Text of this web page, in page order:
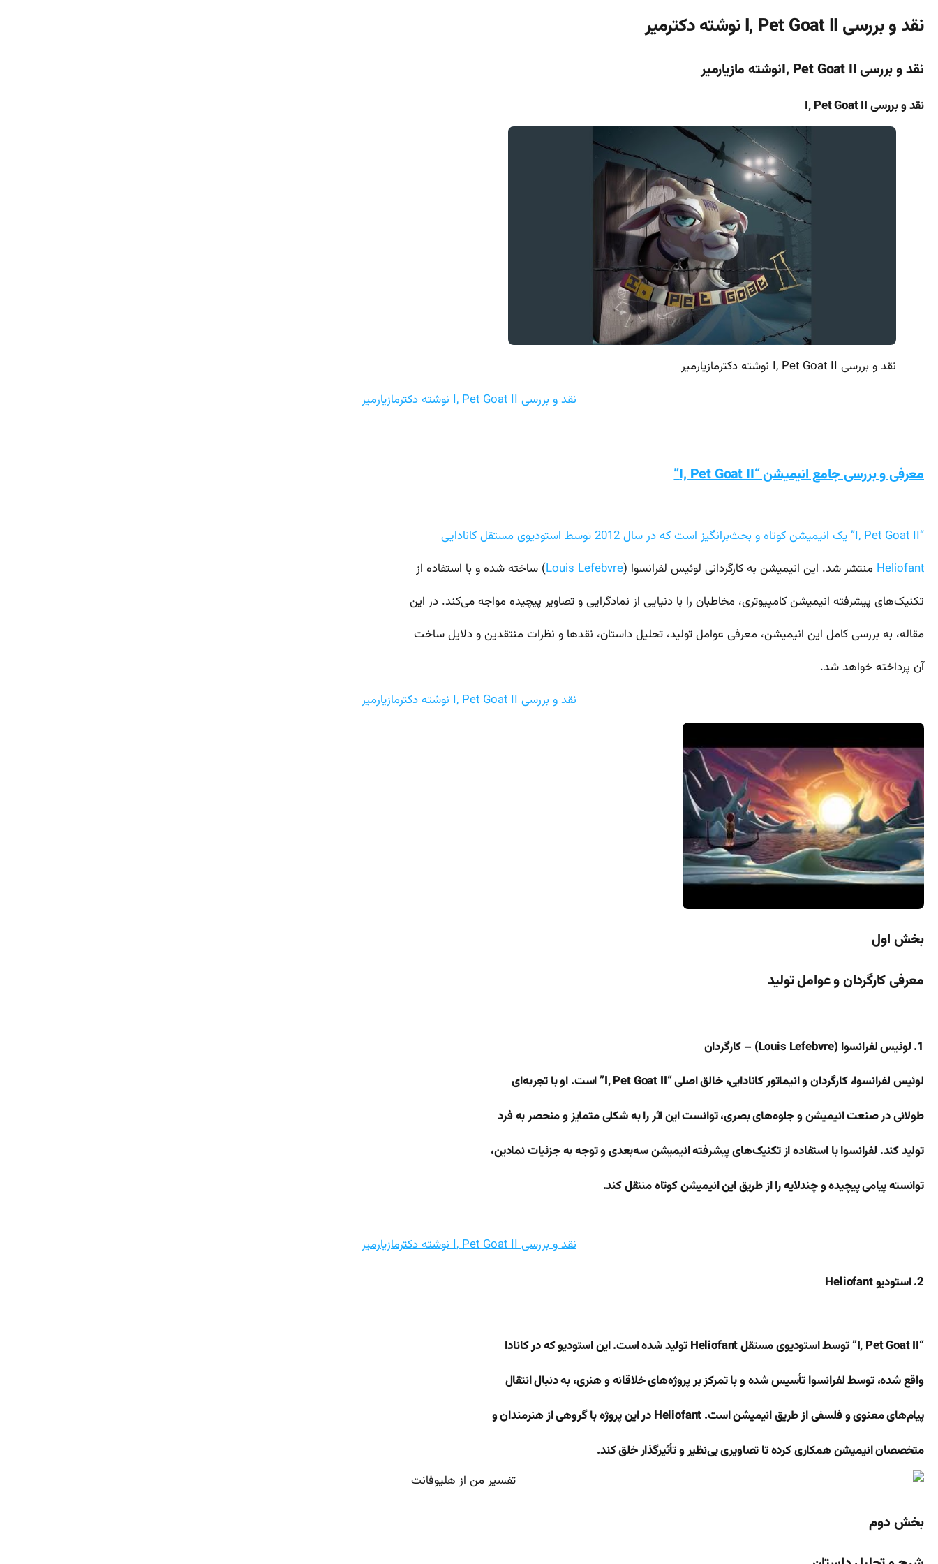
نقد و بررسی I, Pet Goat II نوشته دکترمیر
نقد و بررسی I, Pet Goat IIنوشته مازیارمیر
نقد و بررسی I, Pet Goat II
نقد و بررسی I, Pet Goat II نوشته دکترمازیارمیر
نقد و بررسی I, Pet Goat II نوشته دکترمازیارمیر
معرفی و بررسی جامع انیمیشن “I, Pet Goat II”
“I, Pet Goat II” یک انیمیشن کوتاه و بحث‌برانگیز است که در سال 2012 توسط استودیوی مستقل کانادایی
Heliofantمنتشر شد. این انیمیشن به کارگردانی لوئیس لفرانسوا (Louis Lefebvre) ساخته شده و با استفاده از
تکنیک‌های پیشرفته انیمیشن کامپیوتری، مخاطبان را با دنیایی از نمادگرایی و تصاویر پیچیده مواجه می‌کند. در این
مقاله، به بررسی کامل این انیمیشن، معرفی عوامل تولید، تحلیل داستان، نقدها و نظرات منتقدین و دلایل ساخت
آن پرداخته خواهد شد.
نقد و بررسی I, Pet Goat II نوشته دکترمازیارمیر
بخش اول
معرفی کارگردان و عوامل تولید
1. لوئیس لفرانسوا (Louis Lefebvre) – کارگردان
لوئیس لفرانسوا، کارگردان و انیماتور کانادایی، خالق اصلی “I, Pet Goat II” است. او با تجربه‌ای
طولانی در صنعت انیمیشن و جلوه‌های بصری، توانست این اثر را به شکلی متمایز و منحصر به فرد
تولید کند. لفرانسوا با استفاده از تکنیک‌های پیشرفته انیمیشن سه‌بعدی و توجه به جزئیات نمادین،
توانسته پیامی پیچیده و چندلایه را از طریق این انیمیشن کوتاه منتقل کند.
نقد و بررسی I, Pet Goat II نوشته دکترمازیارمیر
2. استودیو Heliofant
“I, Pet Goat II” توسط استودیوی مستقل Heliofant تولید شده است. این استودیو که در کانادا
واقع شده، توسط لفرانسوا تأسیس شده و با تمرکز بر پروژه‌های خلاقانه و هنری، به دنبال انتقال
پیام‌های معنوی و فلسفی از طریق انیمیشن است. Heliofant در این پروژه با گروهی از هنرمندان و
متخصصان انیمیشن همکاری کرده تا تصاویری بی‌نظیر و تأثیرگذار خلق کند.
بخش دوم